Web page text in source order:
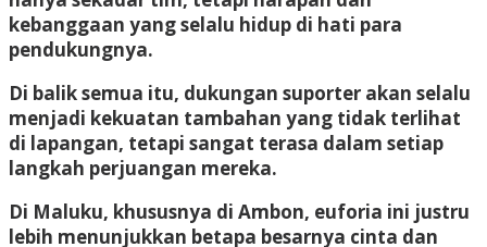
kebanggaan yang selalu hidup di hati para
pendukungnya.
Di balik semua itu, dukungan suporter akan selalu
menjadi kekuatan tambahan yang tidak terlihat
di lapangan, tetapi sangat terasa dalam setiap
langkah perjuangan mereka.
Di Maluku, khususnya di Ambon, euforia ini justru
lebih menunjukkan betapa besarnya cinta dan